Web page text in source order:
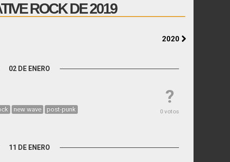
ROCK DE 2019
2020
02 DE ENERO
?
0 votos
new wave post-punk
11 DE ENERO